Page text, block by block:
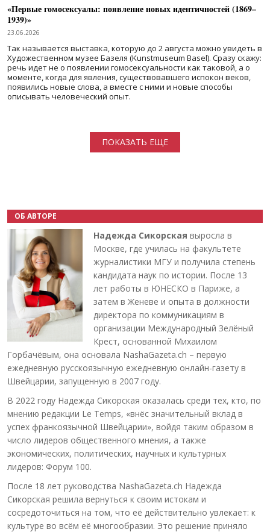
«Первые гомосексуалы: появление новых идентичностей (1869–
1939)»
23.06.2026
Так называется выставка, которую до 2 августа можно увидеть в
Художественном музее Базеля (Kunstmuseum Basel). Сразу скажу:
речь идет не о появлении гомосексуальности как таковой, а о
моменте, когда для явления, существовавшего испокон веков,
появились новые слова, а вместе с ними и новые способы
описывать человеческий опыт.
ПОКАЗАТЬ ЕЩЕ
ОБ АВТОРЕ
Надежда Сикорская выросла в
Москве, где училась на факультете
журналистики МГУ и получила степень
кандидата наук по истории. После 13
лет работы в ЮНЕСКО в Париже, а
затем в Женеве и опыта в должности
директора по коммуникациям в
организации Международный Зелёный
Крест, основанной Михаилом
Горбачёвым, она основала NashaGazeta.ch – первую
ежедневную русскоязычную ежедневную онлайн-газету в
Швейцарии, запущенную в 2007 году.
В 2022 году Надежда Сикорская оказалась среди тех, кто, по
мнению редакции Le Temps, «внёс значительный вклад в
успех франкоязычной Швейцарии», войдя таким образом в
число лидеров общественного мнения, а также
экономических, политических, научных и культурных
лидеров: Форум 100.
После 18 лет руководства NashaGazeta.ch Надежда
Сикорская решила вернуться к своим истокам и
сосредоточиться на том, что её действительно увлекает: к
культуре во всём её многообразии. Это решение приняло